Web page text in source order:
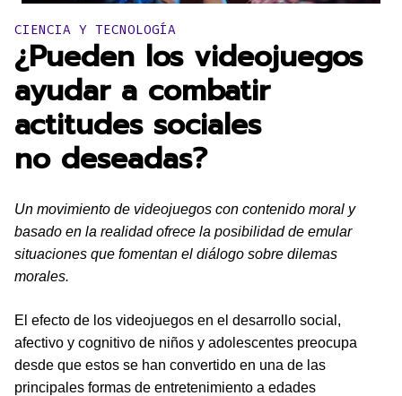
Publicado en:
CIENCIA Y TECNOLOGÍA
¿Pueden los videojuegos
ayudar a combatir
actitudes sociales
no deseadas?
Un movimiento de videojuegos con contenido moral y
basado en la realidad ofrece la posibilidad de emular
situaciones que fomentan el diálogo sobre dilemas
morales.
El efecto de los videojuegos en el desarrollo social,
afectivo y cognitivo de niños y adolescentes preocupa
desde que estos se han convertido en una de las
principales formas de entretenimiento a edades